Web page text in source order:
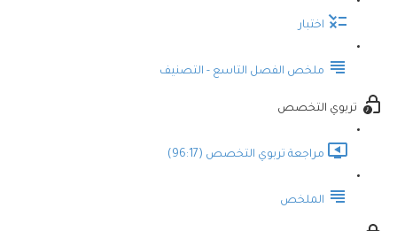
اختبار
ملخص الفصل التاسع - التصنيف
تربوي التخصص
مراجعة تربوي التخصص (96:17)
الملخص